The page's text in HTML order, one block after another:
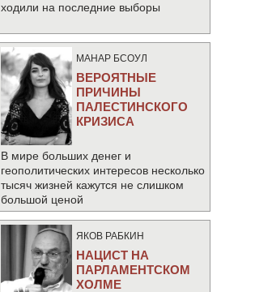
ходили на последние выборы
МАНАР БСОУЛ
ВЕРОЯТНЫЕ
ПРИЧИНЫ
ПАЛЕСТИНСКОГО
КРИЗИСА
В мире больших денег и
геополитических интересов несколько
тысяч жизней кажутся не слишком
большой ценой
ЯКОВ РАБКИН
НАЦИСТ НА
ПАРЛАМЕНТСКОМ
ХОЛМЕ